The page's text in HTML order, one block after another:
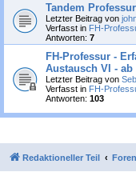
Tandem Professur
Letzter Beitrag von
Verfasst in FH-
Antworten: 7
FH-Professur -
Austausch VI - ab
Letzter Beitrag von
Verfasst in FH-
Antworten: 103
Redaktioneller Teil